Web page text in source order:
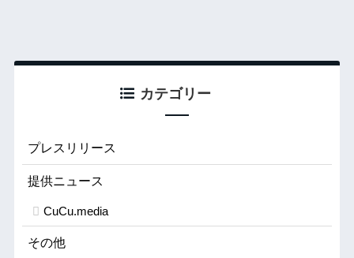
カテゴリー
プレスリリース
提供ニュース
CuCu.media
その他